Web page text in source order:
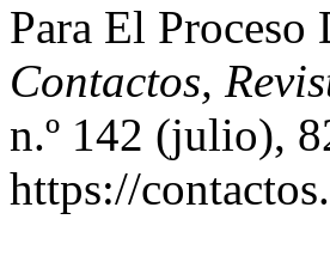
Para El
Contactos,
n.º 142 (julio),
https://